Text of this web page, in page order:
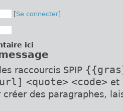
[Se connecter]
ici
raccourcis SPIP
<quote> <code>et
créer des paragraphes,